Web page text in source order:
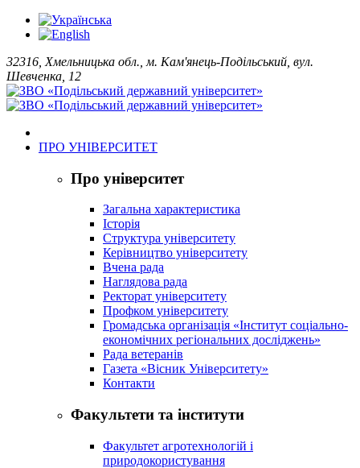
32316, Хмельницька обл., м. Кам'янець-Подільський, вул.
Шевченка, 12
ПРО УНІВЕРСИТЕТ
Про університет
Загальна характеристика
Історія
Структура університету
Керівництво університету
Вчена рада
Наглядова рада
Ректорат університету
Профком університету
Громадська організація «Інститут соціально-
економічних регіональних досліджень»
Рада ветеранів
Газета «Вісник Університету»
Контакти
Факультети та інститути
Факультет агротехнологій і
природокористування